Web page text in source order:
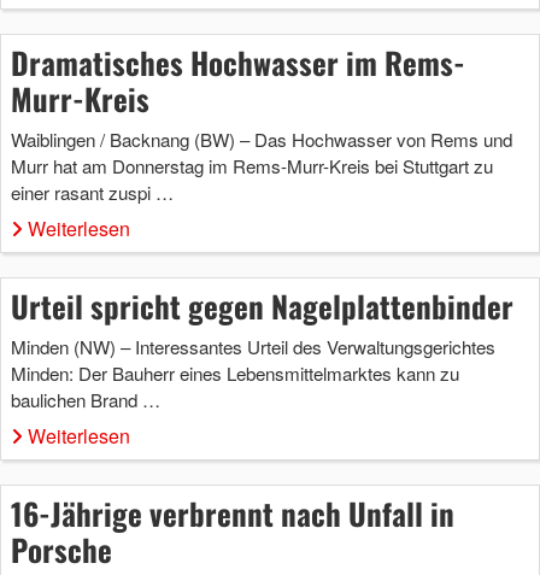
Dramatisches Hochwasser im Rems-
Murr-Kreis
Waiblingen / Backnang (BW) – Das Hochwasser von Rems und
Murr hat am Donnerstag im Rems-Murr-Kreis bei Stuttgart zu
einer rasant zuspi …
Weiterlesen
Urteil spricht gegen Nagelplattenbinder
Minden (NW) – Interessantes Urteil des Verwaltungsgerichtes
Minden: Der Bauherr eines Lebensmittelmarktes kann zu
baulichen Brand …
Weiterlesen
16-Jährige verbrennt nach Unfall in
Porsche